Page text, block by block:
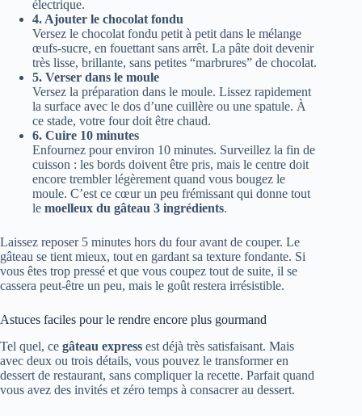
électrique.
4. Ajouter le chocolat fondu
Versez le chocolat fondu petit à petit dans le mélange
œufs-sucre, en fouettant sans arrêt. La pâte doit devenir
très lisse, brillante, sans petites “marbrures” de chocolat.
5. Verser dans le moule
Versez la préparation dans le moule. Lissez rapidement
la surface avec le dos d’une cuillère ou une spatule. À
ce stade, votre four doit être chaud.
6. Cuire 10 minutes
Enfournez pour environ 10 minutes. Surveillez la fin de
cuisson : les bords doivent être pris, mais le centre doit
encore trembler légèrement quand vous bougez le
moule. C’est ce cœur un peu frémissant qui donne tout
le moelleux du gâteau 3 ingrédients.
Laissez reposer 5 minutes hors du four avant de couper. Le
gâteau se tient mieux, tout en gardant sa texture fondante. Si
vous êtes trop pressé et que vous coupez tout de suite, il se
cassera peut-être un peu, mais le goût restera irrésistible.
Astuces faciles pour le rendre encore plus gourmand
Tel quel, ce gâteau express est déjà très satisfaisant. Mais
avec deux ou trois détails, vous pouvez le transformer en
dessert de restaurant, sans compliquer la recette. Parfait quand
vous avez des invités et zéro temps à consacrer au dessert.